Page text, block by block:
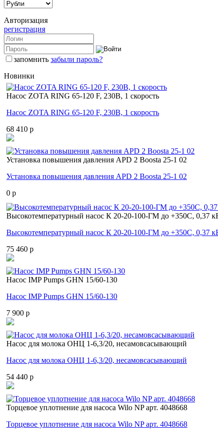
Авторизация
регистрация
запомнить забыли пароль?
Новинки
Насос ZOTA RING 65-120 F, 230В, 1 скорость
Насос ZOTA RING 65-120 F, 230В, 1 скорость
68 410 p
Установка повышения давления APD 2 Boosta 25-1 02
Установка повышения давления APD 2 Boosta 25-1 02
0 p
Высокотемпературный насос К 20-20-100-ГМ до +350С, 0,37
Высокотемпературный насос К 20-20-100-ГМ до +350С, 0,37
75 460 p
Насос IMP Pumps GHN 15/60-130
Насос IMP Pumps GHN 15/60-130
7 900 p
Насос для молока ОНЦ 1-6,3/20, несамовсасывающий
Насос для молока ОНЦ 1-6,3/20, несамовсасывающий
54 440 p
Торцевое уплотнение для насоса Wilo NP арт. 4048668
Торцевое уплотнение для насоса Wilo NP арт. 4048668